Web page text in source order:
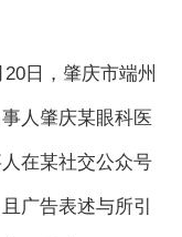
日，肇庆市端州
人肇庆某眼科医
在某社交公众号
广告表述与所引